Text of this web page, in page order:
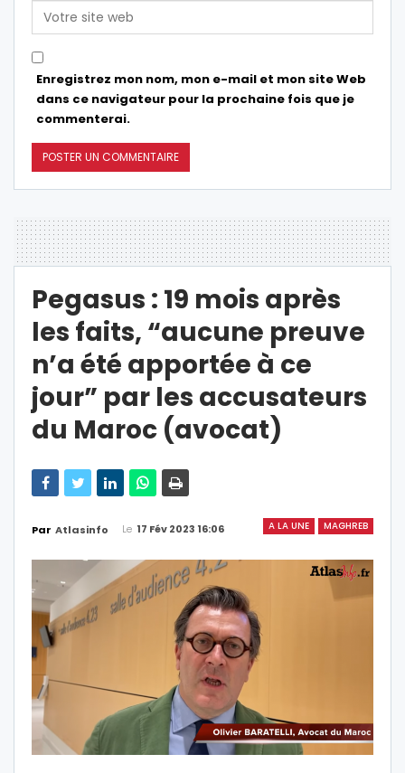
Enregistrez mon nom, mon e-mail et mon site Web
dans ce navigateur pour la prochaine fois que je
commenterai.
Pegasus : 19 mois après
les faits, “aucune preuve
n’a été apportée à ce
jour” par les accusateurs
du Maroc (avocat)
A LA UNE MAGHREB
Par Atlasinfo Le 17 Fév 2023 16:06